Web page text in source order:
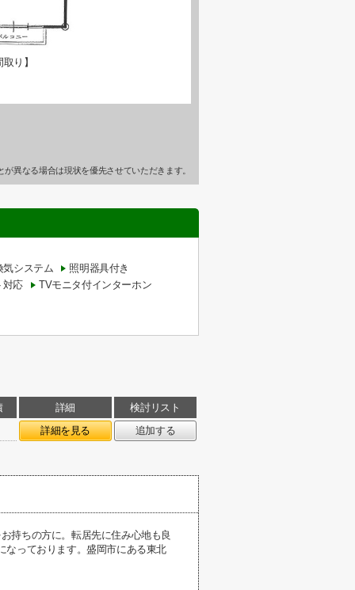
り】
異なる場合は現状を優先させていただきます。
気システム
照明器具付き
対応
TVモニタ付インターホン
詳細
検討リスト
詳細を見る
追加する
持ちの方に。転居先に住み心地も良
なっております。盛岡市にある東北